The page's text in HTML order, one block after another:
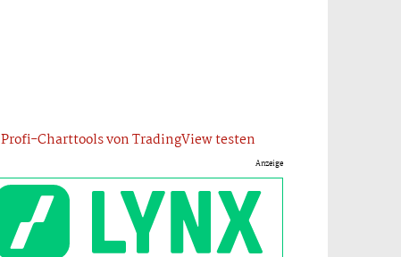
Profi-Charttools von TradingView testen
Anzeige